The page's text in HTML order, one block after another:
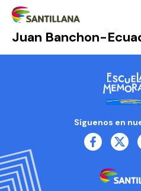
Juan Banchon-
Síguenos en